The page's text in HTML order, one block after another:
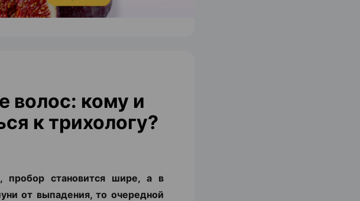
волос: кому и
к трихологу?
пробор становится шире, а в
от выпадения, то очередной